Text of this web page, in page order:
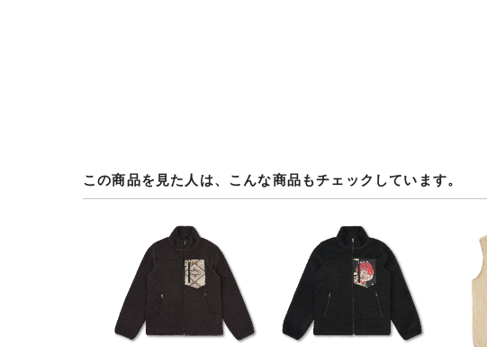
この商品を見た人は、こんな商品もチェックしています。